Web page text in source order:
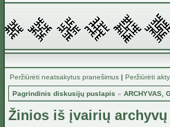
Peržiūrėti neatsakytus pranešimus | Peržiūrėti
Pagrindinis diskusijų puslapis » ARCHYVAS,
Žinios iš įvairių archyvų